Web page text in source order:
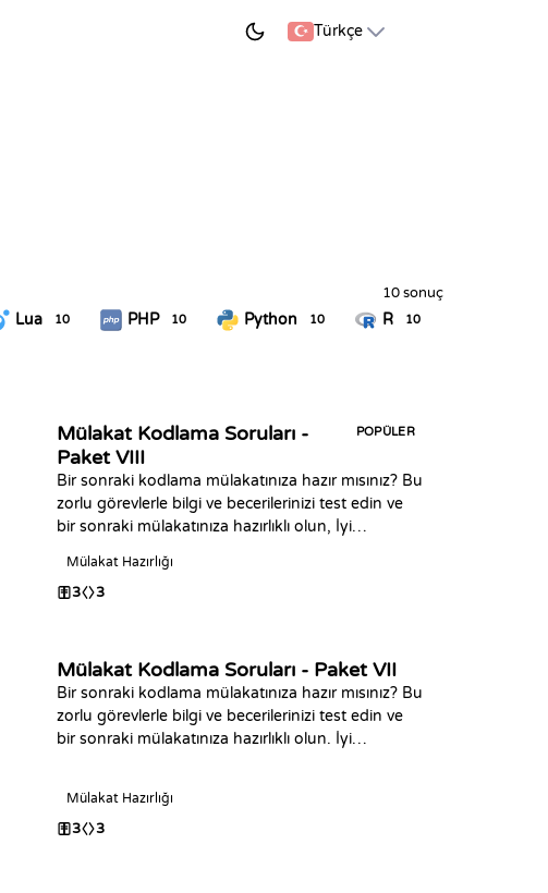
Türkçe
10 sonuç
Lua 10 PHP 10 Python 10 R 10
Mülakat Kodlama Soruları -
Paket VIII
POPÜLER
Bir sonraki kodlama mülakatınıza hazır mısınız? Bu
zorlu görevlerle bilgi ve becerilerinizi test edin ve
bir sonraki mülakatınıza hazırlıklı olun, İyi
Mülakat Hazırlığı
3 3
Mülakat Kodlama Soruları - Paket VII
Bir sonraki kodlama mülakatınıza hazır mısınız? Bu
zorlu görevlerle bilgi ve becerilerinizi test edin ve
bir sonraki mülakatınıza hazırlıklı olun. İyi
Mülakat Hazırlığı
3 3